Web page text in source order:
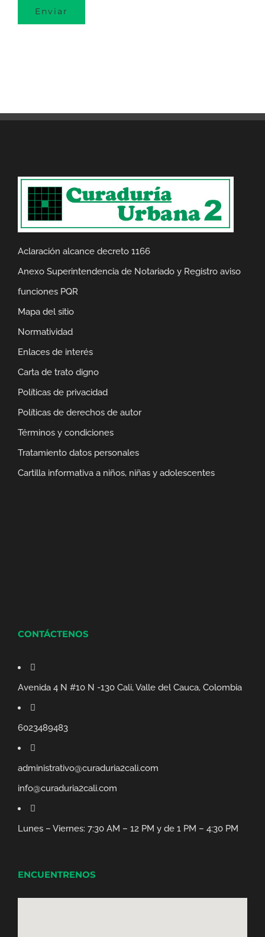
Aclaración alcance decreto 1166
Anexo Superintendencia de Notariado y Registro aviso
funciones PQR
Mapa del sitio
Normatividad
Enlaces de interés
Carta de trato digno
Políticas de privacidad
Políticas de derechos de autor
Términos y condiciones
Tratamiento datos personales
Cartilla informativa a niños, niñas y adolescentes
CONTÁCTENOS
Avenida 4 N #10 N -130 Cali, Valle del Cauca, Colombia
6023489483
administrativo@curaduria2cali.com
info@curaduria2cali.com
Lunes – Viernes: 7:30 AM – 12 PM y de 1 PM – 4:30 PM
ENCUENTRENOS